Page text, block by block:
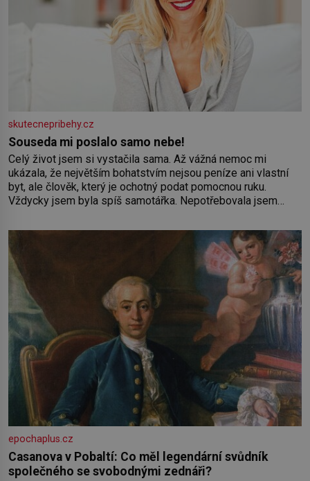
skutecnepribehy.cz
Souseda mi poslalo samo nebe!
Celý život jsem si vystačila sama. Až vážná nemoc mi
ukázala, že největším bohatstvím nejsou peníze ani vlastní
byt, ale člověk, který je ochotný podat pomocnou ruku.
Vždycky jsem byla spíš samotářka. Nepotřebovala jsem
práce a hlavně klid. Hned po studiích jsem odešla z rodného
epochaplus.cz
Casanova v Pobaltí: Co měl legendární svůdník
společného se svobodnými zednáři?